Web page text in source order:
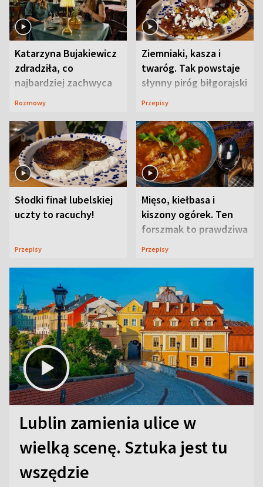
Katarzyna Bujakiewicz
zdradziła, co
najbardziej zachwyca
ją w Lublinie
Rozmowy
Ziemniaki, kasza i
twaróg. Tak powstaje
słynny piróg biłgorajski
Przepisy
Słodki finał lubelskiej
uczty to racuchy!
Przepisy
Mięso, kiełbasa i
kiszony ogórek. Ten
forszmak to prawdziwa
uczta
Przepisy
Lublin zamienia ulice w
wielką scenę. Sztuka jest tu
wszędzie